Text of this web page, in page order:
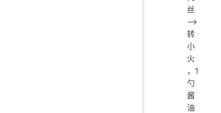
丝
——>
转
小
火
，1
勺
酱
油